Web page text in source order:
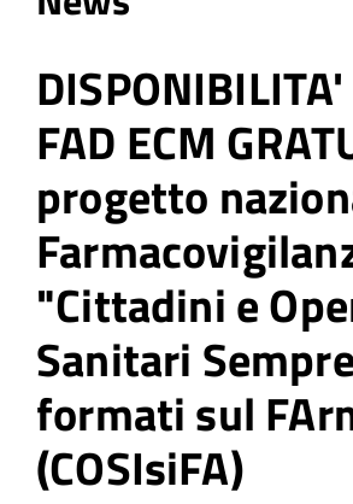
DISPONIBILITA'
FAD ECM
progetto
"Cittadini e
Sanitari
formati sul
(COSIsiFA)